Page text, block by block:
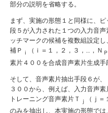
部分の説明を省略する。
まず、実施の形態１と同様に、
段５が入力された１つの入力音
ッチマークの候補を複数組設定
補Ｐ
ｉ （ｉ＝１，２，３，…，Ｎ Ｐ
素片４００を合成音声素片生成手
そして、音声素片抽出手段６が
３００から、例えば、入力音声
トレーニング音声素片Ｔ
ｊ （ｊ
のみを抽出し、本実施の形態で